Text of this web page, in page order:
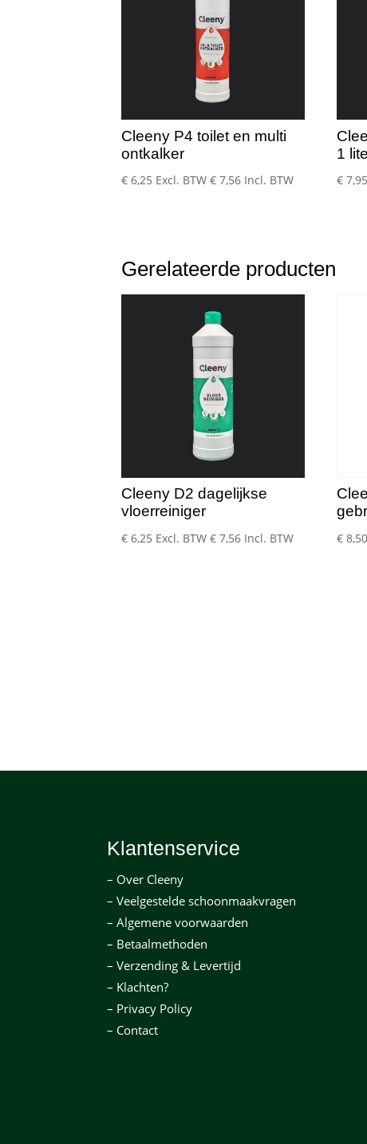
Cleeny P4 toilet en multi
ontkalker
€ 6,25 Excl. BTW € 7,56 Incl. BTW
1
€7,95
Gerelateerde producten
Cleeny D2 dagelijkse
vloerreiniger
€ 6,25 Excl. BTW € 7,56 Incl. BTW €8,50
Klantenservice
– Over Cleeny
– Veelgestelde schoonmaakvragen
– Algemene voorwaarden
– Betaalmethoden
– Verzending & Levertijd
– Klachten?
– Privacy Policy
– Contact